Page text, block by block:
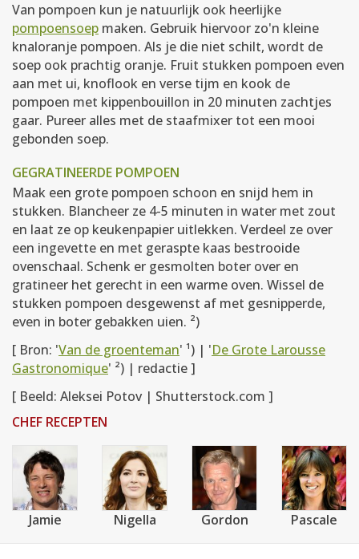
Van pompoen kun je natuurlijk ook heerlijke
pompoensoep maken. Gebruik hiervoor zo'n kleine
knaloranje pompoen. Als je die niet schilt, wordt de
soep ook prachtig oranje. Fruit stukken pompoen even
aan met ui, knoflook en verse tijm en kook de
pompoen met kippenbouillon in 20 minuten zachtjes
gaar. Pureer alles met de staafmixer tot een mooi
gebonden soep.
GEGRATINEERDE POMPOEN
Maak een grote pompoen schoon en snijd hem in
stukken. Blancheer ze 4-5 minuten in water met zout
en laat ze op keukenpapier uitlekken. Verdeel ze over
een ingevette en met geraspte kaas bestrooide
ovenschaal. Schenk er gesmolten boter over en
gratineer het gerecht in een warme oven. Wissel de
stukken pompoen desgewenst af met gesnipperde,
even in boter gebakken uien. ²)
[ Bron: 'Van de groenteman' ¹) | 'De Grote Larousse
Gastronomique' ²) | redactie ]
[ Beeld: Aleksei Potov | Shutterstock.com ]
CHEF RECEPTEN
Jamie Nigella Gordon Pascale